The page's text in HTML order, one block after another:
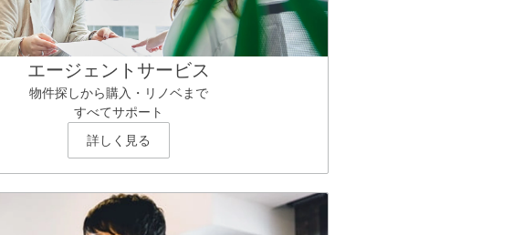
エージェントサービス
物件探しから購入・リノベまで
すべてサポート
詳しく見る